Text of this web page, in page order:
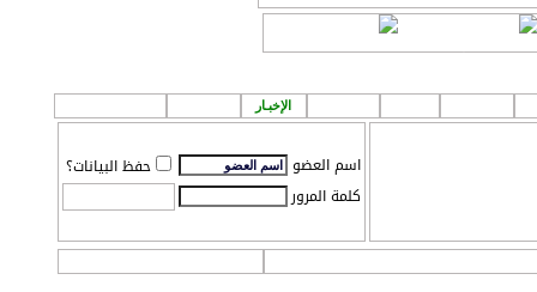
الإخبـار
اسم العضو
حفظ البيانات؟
كلمة المرور